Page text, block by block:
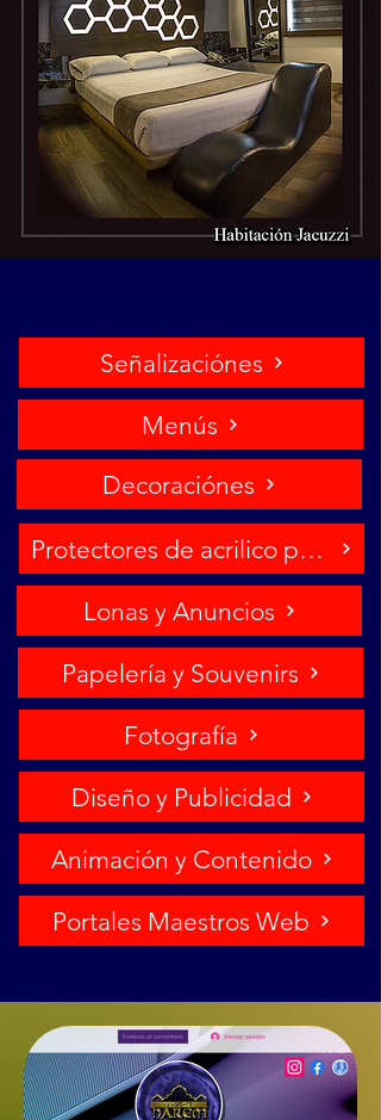
Señalizaciónes
Menús
Decoraciónes
Protectores de acrilico para controles
Lonas y Anuncios
Papelería y Souvenirs
Fotografía
Diseño y Publicidad
Animación y Contenido
Portales Maestros Web